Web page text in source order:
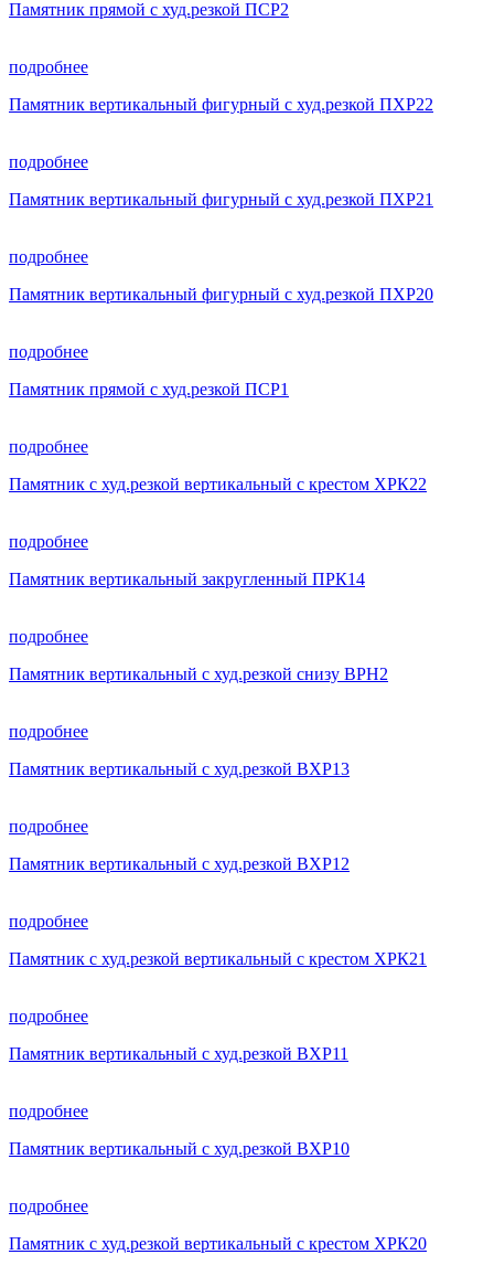
Памятник прямой с худ.резкой ПСР2
подробнее
Памятник вертикальный фигурный с худ.резкой ПХР22
подробнее
Памятник вертикальный фигурный с худ.резкой ПХР21
подробнее
Памятник вертикальный фигурный с худ.резкой ПХР20
подробнее
Памятник прямой с худ.резкой ПСР1
подробнее
Памятник с худ.резкой вертикальный с крестом ХРК22
подробнее
Памятник вертикальный закругленный ПРК14
подробнее
Памятник вертикальный с худ.резкой снизу ВРН2
подробнее
Памятник вертикальный с худ.резкой ВХР13
подробнее
Памятник вертикальный с худ.резкой ВХР12
подробнее
Памятник с худ.резкой вертикальный с крестом ХРК21
подробнее
Памятник вертикальный с худ.резкой ВХР11
подробнее
Памятник вертикальный с худ.резкой ВХР10
подробнее
Памятник с худ.резкой вертикальный с крестом ХРК20